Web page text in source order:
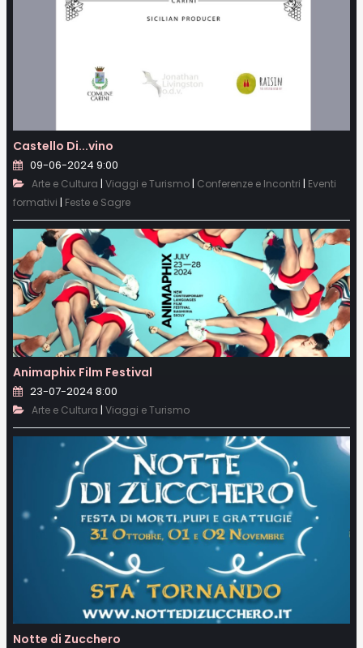
Castello Di...vino
09-06-2024 9:00
Arte e Cultura | Viaggi e Turismo| Conferenze e Incontri | Eventi
formativi | Feste e Sagre
Animaphix Film Festival
23-07-2024 8:00
Arte e Cultura | Viaggi e Turismo
Notte di Zucchero